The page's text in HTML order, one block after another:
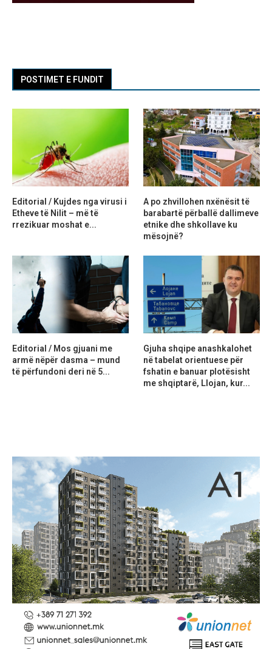
POSTIMET E FUNDIT
Editorial / Kujdes nga virusi i
Etheve të Nilit – më të
rrezikuar moshat e...
A po zhvillohen nxënësit të
barabartë përballë dallimeve
etnike dhe shkollave ku
mësojnë?
Editorial / Mos gjuani me
armë nëpër dasma – mund
të përfundoni deri në 5...
Gjuha shqipe anashkalohet
në tabelat orientuese për
fshatin e banuar plotësisht
me shqiptarë, Llojan, kur...